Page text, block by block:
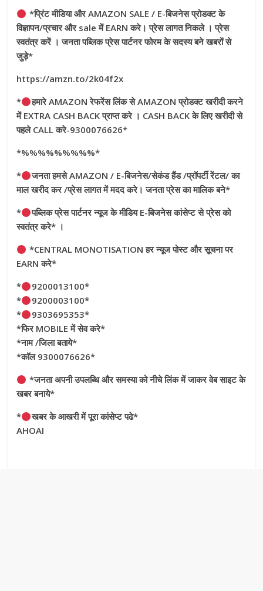
*प्रिंट मीडिया और AMAZON SALE / E-बिजनेस प्रोडक्ट के
विज्ञापन/प्रचार और sale में EARN करे। प्रेस लागत निकले । प्रेस
स्वतंत्र करें । जनता पब्लिक प्रेस पार्टनर फोरम के सदस्य बने खबरों से
जुड़े*
https://amzn.to/2k04f2x
*
हमारे AMAZON रेफरेंस लिंक से AMAZON प्रोडक्ट खरीदी करने
में EXTRA CASH BACK प्राप्त करे । CASH BACK के लिए खरीदी से
पहले CALL करे-9300076626*
*%%%%%%%%%*
*
जनता हमसे AMAZON / E-बिजनेस/सेकंड हैंड /प्रॉपर्टी रेंटल/ का
माल खरीद कर /प्रेस लागत में मदद करे। जनता प्रेस का मालिक बने*
*
पब्लिक प्रेस पार्टनर न्यूज के मीडिय E-बिजनेस कांसेप्ट से प्रेस को
स्वतंत्र करे* ।
*CENTRAL MONOTISATION हर न्यूज पोस्ट और सूचना पर
EARN करे*
*
9200013100*
*
9200003100*
*
9303695353*
*फिर MOBILE में सेव करे*
*नाम /जिला बताये*
*कॉल 9300076626*
*जनता अपनी उपलब्धि और समस्या को नीचे लिंक में जाकर वेब साइट के
खबर बनाये*
*
खबर के आखरी में पूरा कांसेप्ट पढे*
AHOAI